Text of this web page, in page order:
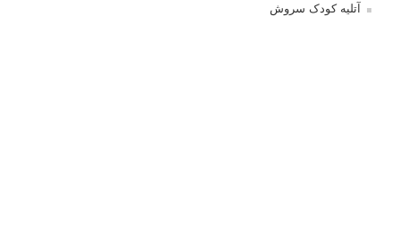
آتلیه کودک سروش